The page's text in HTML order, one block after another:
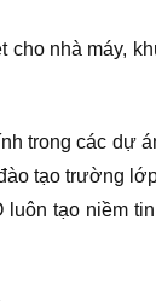
cho nhà máy,
trong các
tạo trường
tạo niềm